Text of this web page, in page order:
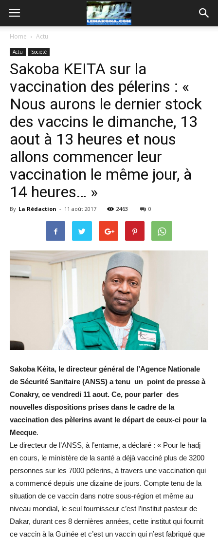
Home Actu
Actu Société
Sakoba KEITA sur la
vaccination des pélerins : «
Nous aurons le dernier stock
des vaccins le dimanche, 13
aout à 13 heures et nous
allons commencer leur
vaccination le même jour, à
14 heures… »
By La Rédaction - 11 août 2017 2463 0
Sakoba Kéita, le directeur général de l’Agence Nationale
de Sécurité Sanitaire (ANSS) a tenu un point de presse à
Conakry, ce vendredi 11 aout. Ce, pour parler des
nouvelles dispositions prises dans le cadre de la
vaccination des pèlerins avant le départ de ceux-ci pour la
Mecque.
Le directeur de l’ANSS, à l’entame, a déclaré : « Pour le hadj
en cours, le ministère de la santé a déjà vacciné plus de 3200
personnes sur les 7000 pèlerins, à travers une vaccination qui
a commencé depuis une dizaine de jours. Compte tenu de la
situation de ce vaccin dans notre sous-région et même au
niveau mondial, le seul fournisseur c’est l’institut pasteur de
Dakar, durant ces 8 dernières années, cette institut qui fournit
ce vaccin à la Guinée et c’est un vaccin qui n’est fabriqué que